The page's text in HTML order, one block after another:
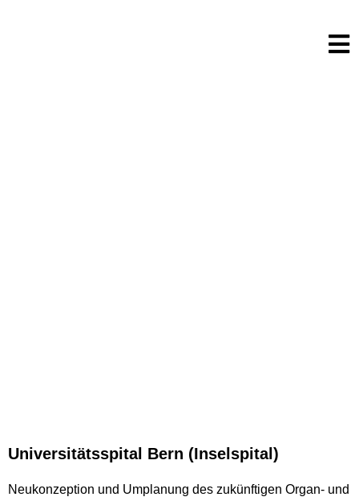
Universitätsspital Bern (Inselspital)
Neukonzeption und Umplanung des zukünftigen Organ- und